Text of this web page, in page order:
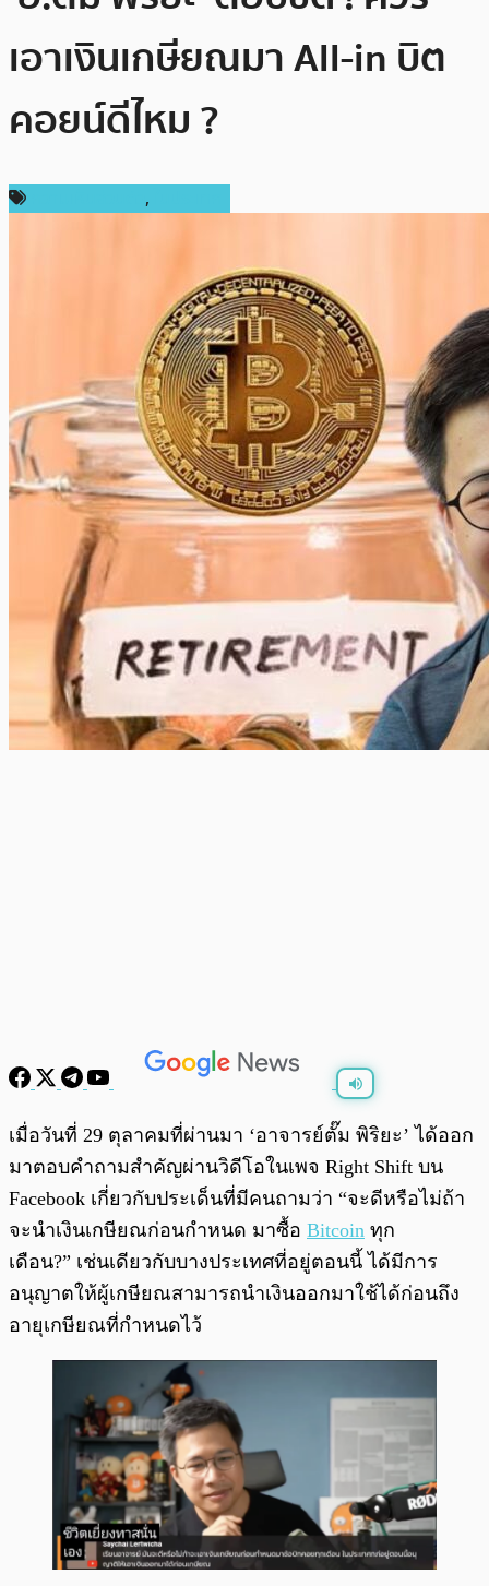
เอาเงินเกษียณมา All-in บิต
คอยน์ดีไหม ?
,
พร้อมเล่น 0:00 0:00
เมื่อวันที่ 29 ตุลาคมที่ผ่านมา ‘อาจารย์ตั๊ม พิริยะ’ ได้ออก
มาตอบคำถามสำคัญผ่านวิดีโอในเพจ Right Shift บน
Facebook เกี่ยวกับประเด็นที่มีคนถามว่า “จะดีหรือไม่ถ้า
จะนำเงินเกษียณก่อนกำหนด มาซื้อ Bitcoin ทุก
เดือน?” เช่นเดียวกับบางประเทศที่อยู่ตอนนี้ ได้มีการ
อนุญาตให้ผู้เกษียณสามารถนำเงินออกมาใช้ได้ก่อนถึง
อายุเกษียณที่กำหนดไว้